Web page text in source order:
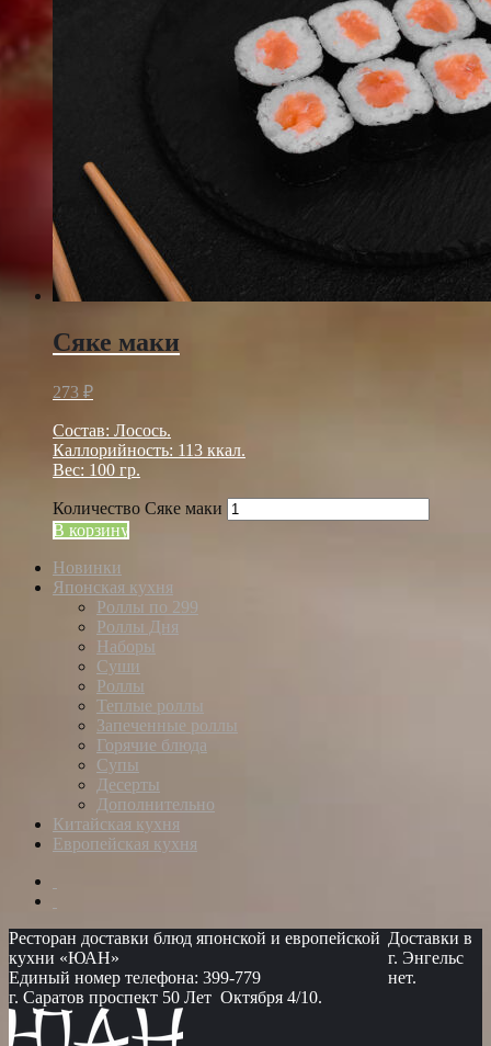
Сяке маки
273 ₽
Состав: Лосось.
Каллорийность: 113 ккал.
Вес: 100 гр.
Количество Сяке маки
В корзину
Новинки
Японская кухня
Роллы по 299
Роллы Дня
Наборы
Суши
Роллы
Теплые роллы
Запеченные роллы
Горячие блюда
Супы
Десерты
Дополнительно
Китайская кухня
Европейская кухня
Ресторан доставки блюд японской и европейской
кухни «ЮАН»
Единый номер телефона: 399-779
г. Саратов проспект 50 Лет Октября 4/10.
Доставки в
г. Энгельс
нет.